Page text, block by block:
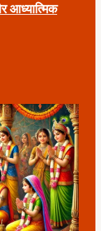
आध्यात्मिक